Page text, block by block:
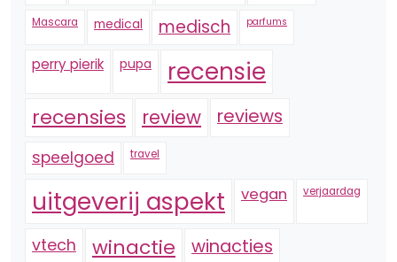
Mascara medical medisch parfums
perry pierik pupa recensie
recensies review reviews
speelgoed travel
uitgeverij aspekt vegan verjaardag
vtech winactie winacties